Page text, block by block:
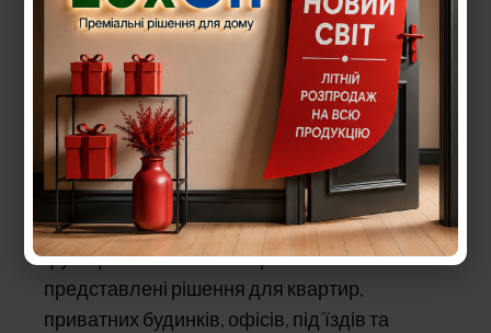
комерційному приміщенні.
Вхідні двері: захист і
впевненість
Надійні вхідні двері — основа безпеки
кожного дому. Ми пропонуємо моделі, які
поєднують сучасний дизайн і
функціональність. В асортименті
представлені рішення для квартир,
приватних будинків, офісів, під’їздів та